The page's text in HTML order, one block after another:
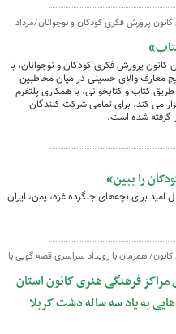
پرورش فکری کودکان و نوجوانان/مرداد
کانون پرورش فکری کودکان و نوجوانان، با
معارف والای حسینی در میان مخاطبین
کتاب و کتابخوانی، با همکاری پلتفرم
می کند. برای تمامی شرکت کنندگان
را ببین»
امید برای بچه‌های جنگزده غزه، یمن، ایران
کانون/ همزمان با رویداد سراسری قصه گویی با
مراکز فرهنگی هنری کانون استان
هایی به یاد سه ساله دشت کربلا